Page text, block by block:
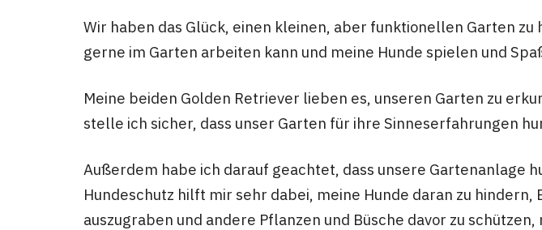
Wir haben das Glück, einen kleinen, aber funktionellen Garten zu
gerne im Garten arbeiten kann und meine Hunde spielen und
Meine beiden Golden Retriever lieben es, unseren Garten zu
stelle ich sicher, dass unser Garten für ihre Sinneserfahrungen
Außerdem habe ich darauf geachtet, dass unsere Gartenanlage
Hundeschutz hilft mir sehr dabei, meine Hunde daran zu hindern,
auszugraben und andere Pflanzen und Büsche davor zu schützen,